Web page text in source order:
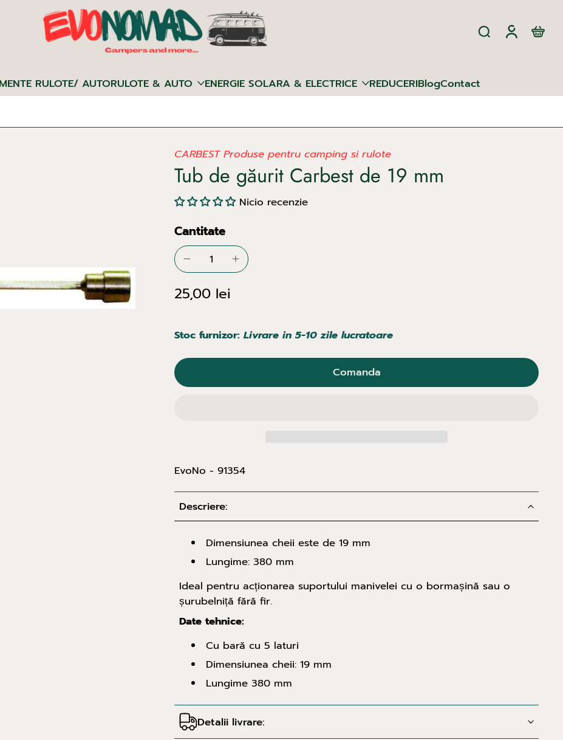
RULOTE/ AUTORULOTE & AUTO ENERGIE SOLARA & ELECTRICE REDUCERIBlogContact
CARBEST Produse pentru camping si rulote
Tub de găurit Carbest de 19 mm
Nicio recenzie
Cantitate
25,00 lei
Comanda
Stoc furnizor: Livrare in 5-10 zile lucratoare
EvoNo - 91354
Descriere:
Dimensiunea cheii este de 19 mm
Lungime: 380 mm
Ideal pentru acționarea suportului manivelei cu o bormașină sau o
șurubelniță fără fir.
Date tehnice:
Cu bară cu 5 laturi
Dimensiunea cheii: 19 mm
Lungime 380 mm
Detalii livrare: